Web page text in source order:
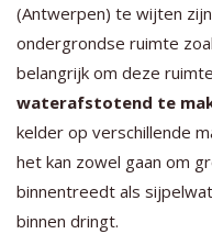
(Antwerpen) te wijten
ondergrondse ruimte
belangrijk om deze
waterafstotend te
kelder op verschillende
het kan zowel gaan om
binnentreedt als
binnen dringt.